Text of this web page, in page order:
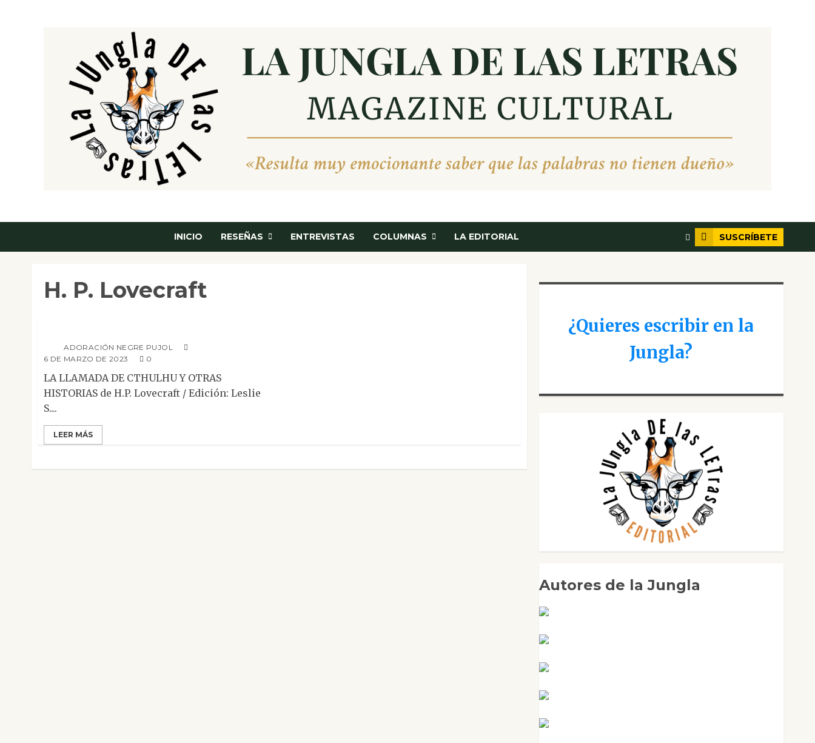
INICIO RESEÑAS ENTREVISTAS COLUMNAS LA EDITORIAL SUSCRÍBETE
H. P. Lovecraft
Ciencia Ficción Clásicos
Narrativa
Relato
Reseñas
ADORACIÓN NEGRE PUJOL
6 DE MARZO DE 2023
0
LA LLAMADA DE CTHULHU Y OTRAS
HISTORIAS de H.P. Lovecraft / Edición: Leslie
S....
LEER MÁS
¿Quieres escribir en la
Jungla?
Autores de la Jungla